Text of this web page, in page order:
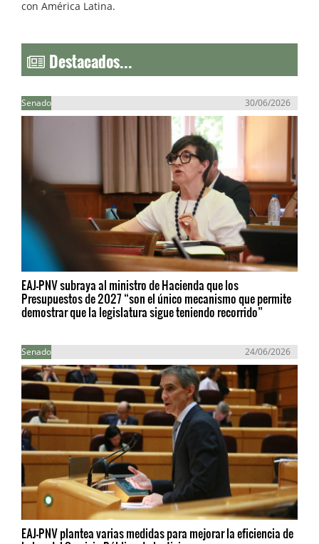
con América Latina.
Destacados...
Senado 30/06/2026
EAJ-PNV subraya al ministro de Hacienda que los
Presupuestos de 2027 “son el único mecanismo que permite
demostrar que la legislatura sigue teniendo recorrido”
Senado 24/06/2026
EAJ-PNV plantea varias medidas para mejorar la eficiencia de